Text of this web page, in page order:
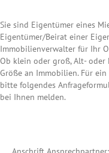
Sie sind Eigentümer eines
Eigentümer/Beirat einer
Immobilienverwalter für Ihr
Ob klein oder groß, Alt-
Größe an Immobilien. Für
bitte folgendes
bei Ihnen melden.